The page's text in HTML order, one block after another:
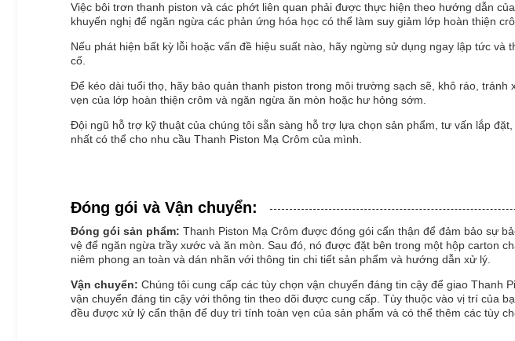
Việc bôi trơn thanh piston và các phớt liên quan phải được thực hiện theo hướng dẫn
khuyến nghị để ngăn ngừa các phản ứng hóa học có thể làm suy giảm lớp hoàn thiện
Nếu phát hiện bất kỳ lỗi hoặc vấn đề hiệu suất nào, hãy ngừng sử dụng ngay lập tức
cố.
Để kéo dài tuổi thọ, hãy bảo quản thanh piston trong môi trường sạch sẽ, khô ráo,
vẹn của lớp hoàn thiện crôm và ngăn ngừa ăn mòn hoặc hư hỏng sớm.
Đội ngũ hỗ trợ kỹ thuật của chúng tôi sẵn sàng hỗ trợ lựa chọn sản phẩm, tư vấn lắp
nhất có thể cho nhu cầu Thanh Piston Mạ Crôm của mình.
Đóng gói và Vận chuyển:
Đóng gói sản phẩm: Thanh Piston Mạ Crôm được đóng gói cẩn thận để đảm bảo sự
vệ để ngăn ngừa trầy xước và ăn mòn. Sau đó, nó được đặt bên trong một hộp carton
niêm phong an toàn và dán nhãn với thông tin chi tiết sản phẩm và hướng dẫn xử lý.
Vận chuyển: Chúng tôi cung cấp các tùy chọn vận chuyển đáng tin cậy để giao Thanh
vận chuyển đáng tin cậy với thông tin theo dõi được cung cấp. Tùy thuộc vào vị trí của
đều được xử lý cẩn thận để duy trì tính toàn vẹn của sản phẩm và có thể thêm các tùy